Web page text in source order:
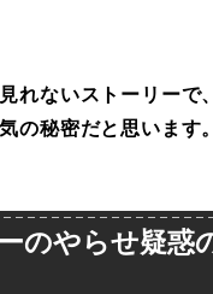
れないストーリーで
の秘密だと思います。
のやらせ疑惑